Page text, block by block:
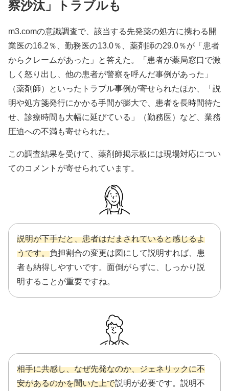
察沙汰」トラブルも
m3.comの意識調査で、該当する先発薬の処方に携わる開
業医の16.2％、勤務医の13.0％、薬剤師の29.0％が「患者
からクレームがあった」と答えた。「患者が薬局窓口で激
しく怒り出し、他の患者が警察を呼んだ事例があった」
（薬剤師）といったトラブル事例が寄せられたほか、「説
明や処方箋発行にかかる手間が膨大で、患者を長時間待た
せ、診療時間も大幅に延びている」（勤務医）など、業務
圧迫への不満も寄せられた。
この調査結果を受けて、薬剤師掲示板には現場対応につい
てのコメントが寄せられています。
説明が下手だと、患者はだまされていると感じるよ
うです。負担割合の変更は図にして説明すれば、患
者も納得しやすいです。面倒がらずに、しっかり説
明することが重要ですね。
相手に共感し、なぜ先発なのか、ジェネリックに不
安があるのかを聞いた上で説明が必要です。説明不